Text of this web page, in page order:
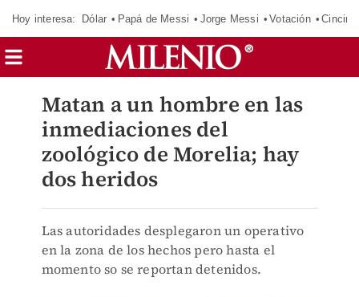
Hoy interesa: Dólar Papá de Messi Jorge Messi Votación
Matan a un hombre en las
inmediaciones del
zoológico de Morelia; hay
dos heridos
Las autoridades desplegaron un operativo
en la zona de los hechos pero hasta el
momento so se reportan detenidos.